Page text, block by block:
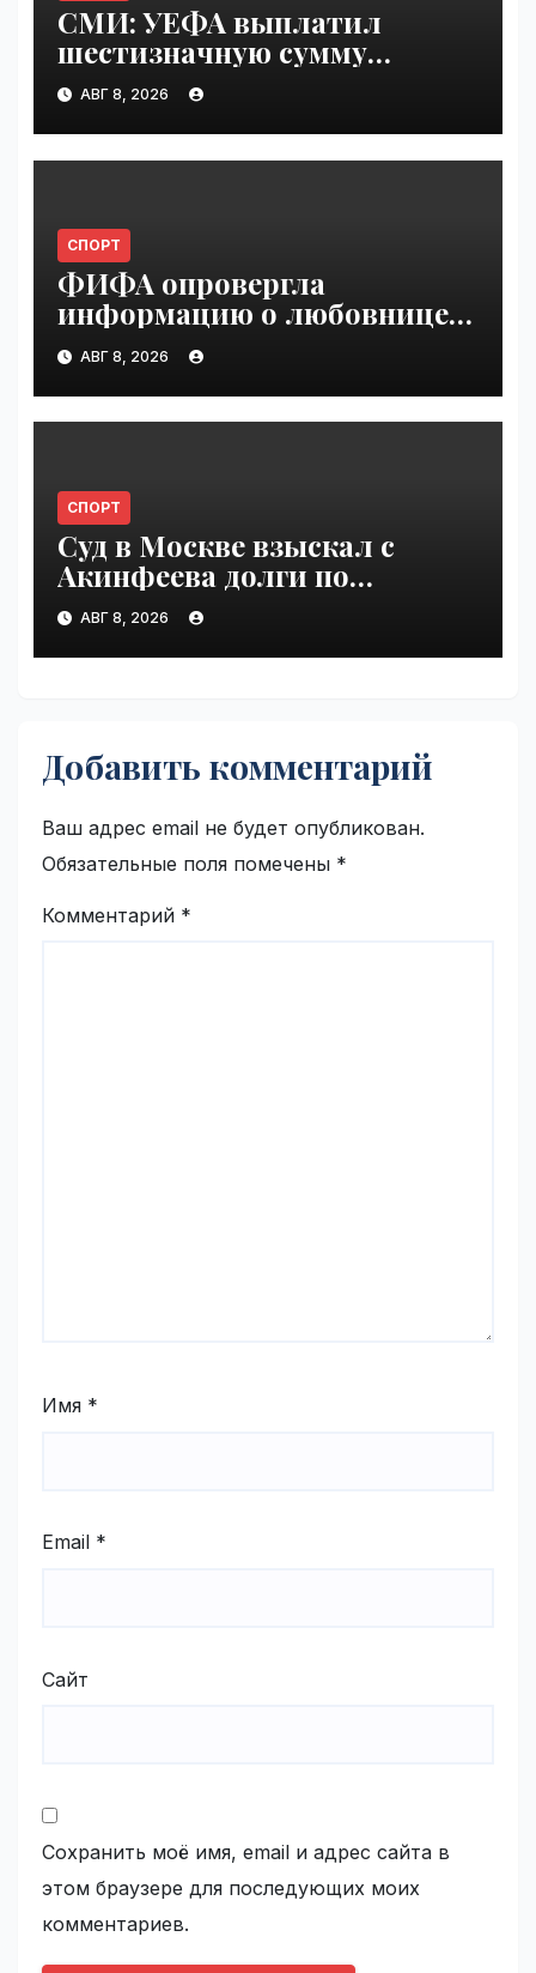
СМИ: УЕФА выплатил
шестизначную сумму
любовнице Инфантино |
VseTime.ru
АВГ 8, 2026
СПОРТ
ФИФА опровергла
информацию о любовнице
Инфантино | VseTime.ru
АВГ 8, 2026
СПОРТ
Суд в Москве взыскал с
Акинфеева долги по
коммунальным платежам |
VseTime.ru
АВГ 8, 2026
Добавить комментарий
Ваш адрес email не будет опубликован.
Обязательные поля помечены *
Комментарий *
Имя *
Email *
Сайт
Сохранить моё имя, email и адрес сайта в
этом браузере для последующих моих
комментариев.